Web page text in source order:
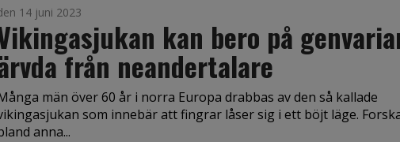
14 juni 2023
kan bero på
från neandertalare
män över 60 år i norra Europa drabbas av den så kallade
som innebär att fingrar låser sig i ett böjt läge.
anna...